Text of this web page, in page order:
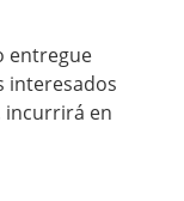
entregue
interesados
incurrirá en